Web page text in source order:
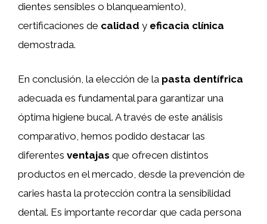
dientes sensibles o blanqueamiento),
certificaciones de calidad y eficacia clínica
demostrada.
En conclusión, la elección de la pasta dentífrica
adecuada es fundamental para garantizar una
óptima higiene bucal. A través de este análisis
comparativo, hemos podido destacar las
diferentes ventajas que ofrecen distintos
productos en el mercado, desde la prevención de
caries hasta la protección contra la sensibilidad
dental. Es importante recordar que cada persona